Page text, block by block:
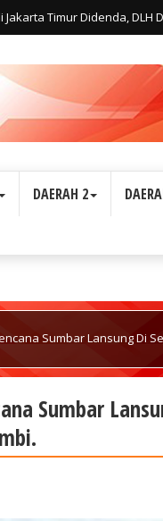
Timur Didenda, DLH
DAERAH 2
Sumbar Lansung Di
Sumbar